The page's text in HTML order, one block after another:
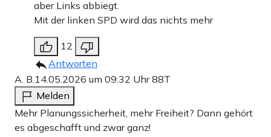
aber Links abbiegt.
Mit der linken SPD wird das nichts mehr
12
Antworten
A. B.14.05.2026 um 09:32 Uhr88T
Melden
Mehr Planungssicherheit, mehr Freiheit? Dann gehört
es abgeschafft und zwar ganz!